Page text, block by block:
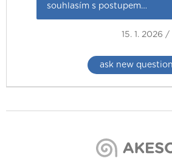
souhlasím s postupem…
15. 1. 2026 /
ask new question